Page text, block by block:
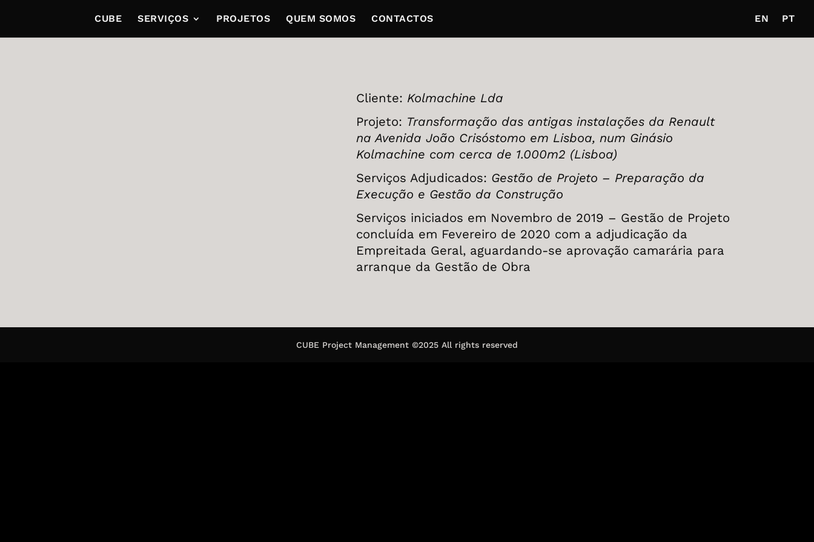
CUBE SERVIÇOS PROJETOS QUEM SOMOS CONTACTOS PT
EN
Cliente: Kolmachine Lda
Projeto: Transformação das antigas instalações da Renault
na Avenida João Crisóstomo em Lisboa, num Ginásio
Kolmachine com cerca de 1.000m2 (Lisboa)
Serviços Adjudicados: Gestão de Projeto – Preparação da
Execução e Gestão da Construção
Serviços iniciados em Novembro de 2019 – Gestão de Projeto
concluída em Fevereiro de 2020 com a adjudicação da
Empreitada Geral, aguardando-se aprovação camarária para
arranque da Gestão de Obra
CUBE Project Management ©2025 All rights reserved